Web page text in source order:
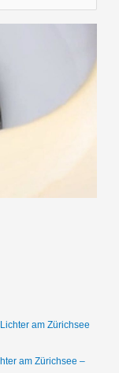
am Zürichsee –